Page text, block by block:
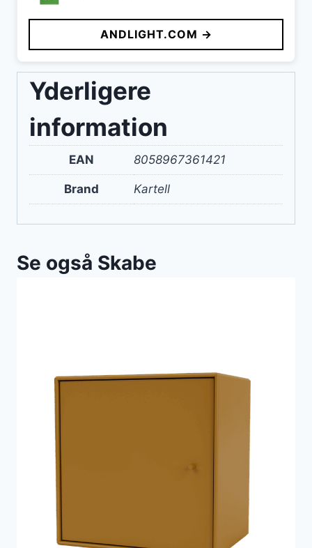
pris
var:
1.859 kr..
pris
er:
1.580 kr..
ANDLIGHT.COM →
Yderligere
information
EAN 8058967361421
Brand Kartell
Se også Skabe